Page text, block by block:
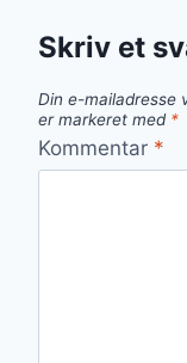
Skriv et
Din e-mailadresse
er markeret med *
Kommentar *